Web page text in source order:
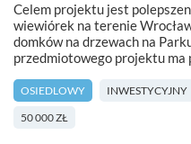
Celem projektu jest
wiewiórek na terenie
domków na drzewach na
przedmiotowego projektu ma
OSIEDLOWY INWESTYCYJNY
50 000 ZŁ